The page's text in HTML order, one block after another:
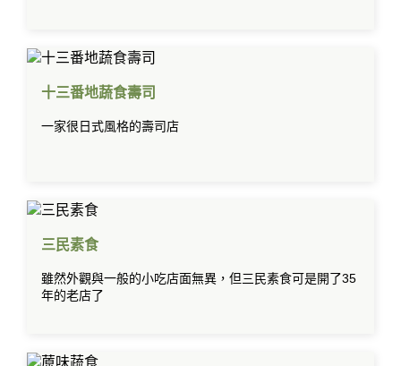
十三番地蔬食壽司
一家很日式風格的壽司店
三民素食
雖然外觀與一般的小吃店面無異，但三民素食可是開了35
年的老店了